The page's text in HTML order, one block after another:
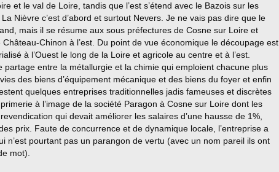
et le val de Loire, tandis que l’est s’étend avec le Bazois sur les
Nièvre c’est d’abord et surtout Nevers. Je ne vais pas dire que le
mais il se résume aux sous préfectures de Cosne sur Loire et
Chinon à l’est. Du point de vue économique le découpage est
à l’Ouest le long de la Loire et agricole au centre et à l’est.
partage entre la métallurgie et la chimie qui emploient chacune plus
des biens d’équipement mécanique et des biens du foyer et enfin
quelques entreprises traditionnelles jadis fameuses et discrètes
à l’image de la société Paragon à Cosne sur Loire dont les
qui devait améliorer les salaires d’une hausse de 1%,
prix. Faute de concurrence et de dynamique locale, l’entreprise a
n’est pourtant pas un parangon de vertu (avec un nom pareil ils ont
mot).